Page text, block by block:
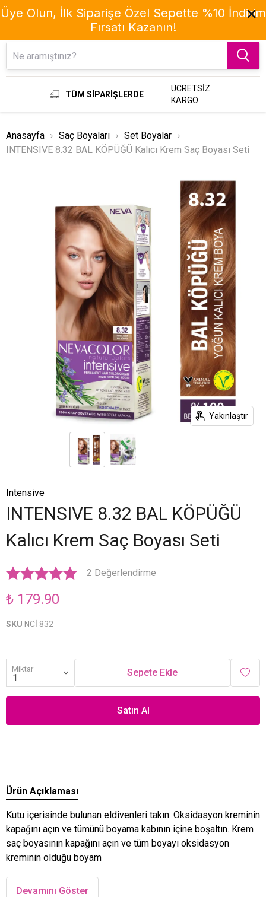
TÜM SİPARİŞLERDE
ÜCRETSİZ
KARGO
Anasayfa Saç Boyaları
Set Boyalar
INTENSIVE 8.32 BAL KÖPÜĞÜ Kalıcı Krem Saç Boyası Seti
Yakınlaştır
Intensive
INTENSIVE 8.32 BAL KÖPÜĞÜ
Kalıcı Krem Saç Boyası Seti
2 Değerlendirme
₺ 179.90
SKU NCİ 832
Miktar Sepete Ekle
Satın Al
Ürün Açıklaması
Kutu içerisinde bulunan eldivenleri takın. Oksidasyon kreminin
kapağını açın ve tümünü boyama kabının içine boşaltın. Krem
saç boyasının kapağını açın ve tüm boyayı oksidasyon
kreminin olduğu boyam
Devamını Göster
Üye Olun, İlk Siparişe Özel Sepette %10 İndirim
Fırsatı Kazanın!